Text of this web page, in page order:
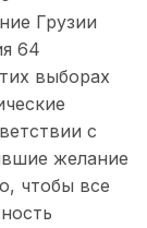
Грузии
64
выборах
с
желание
чтобы все